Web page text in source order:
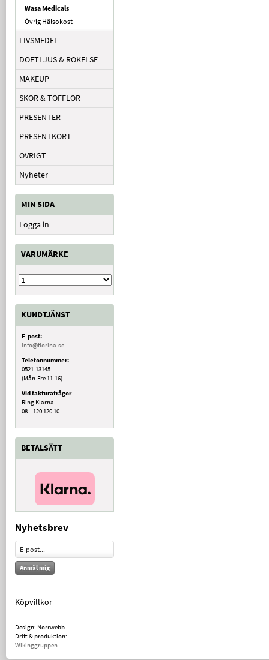
Wasa Medicals
Övrig Hälsokost
LIVSMEDEL
DOFTLJUS & RÖKELSE
MAKEUP
SKOR & TOFFLOR
PRESENTER
PRESENTKORT
ÖVRIGT
Nyheter
MIN SIDA
Logga in
VARUMÄRKE
KUNDTJÄNST
E-post:
info@fiorina.se
Telefonnummer:
0521-13145
(Mån-Fre 11-16)
Vid fakturafrågor
Ring Klarna
08 – 120 120 10
BETALSÄTT
Nyhetsbrev
Anmäl mig
Köpvillkor
Design: Norrwebb
Drift & produktion:
Wikinggruppen